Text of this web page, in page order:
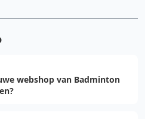
webshop van Badminton